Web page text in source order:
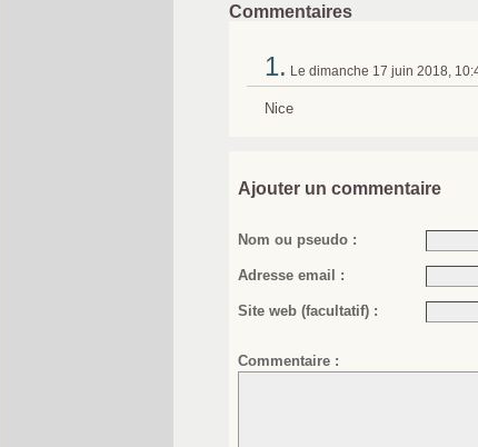
Commentaires
1. Le dimanche 17 juin 2018,
Nice
Ajouter un commentaire
Nom ou pseudo :
Adresse email :
Site web (facultatif) :
Commentaire :